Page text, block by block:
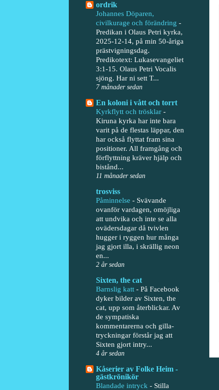
ordrik
Johannes Döparen,
civilkurage och förändring -
Predikan i Olaus Petri kyrka,
2025-12-14, på min 50-åriga
prästvigningsdag.
Predikotext: Lukasevangeliet
3:1-15. Olaus Petri Vocalis
sjöng. Har ni sett T...
7 månader sedan
En koloni i vått och torrt
Kyrkflytt och trösklar -
Kiruna kyrka har inte bara
varit på de flestas läppar, den
har också flyttat fram sina
positioner. All framgång och
förflyttning kräver hjälp och
bistånd...
11 månader sedan
trosviss
Påminnelse - Svävande
ovanför vardagen, omöjliga
att undvika och inte se alla
ovädersdagar då tvivlen
hugger i ryggen hur många
jag gjort illa, i skrällig neon
en...
2 år sedan
Sixten, the cat
Barnslig katt - På Facebook
dyker bilder av Sixten, the
cat, upp som återblickar. Av
de sympatiska
kommentarerna och gilla-
tryckningar förstår jag att
Sixten gjort intry...
4 år sedan
Kåserier av Folke Heim -
gästkrönikör
Blandade intryck - Stilla